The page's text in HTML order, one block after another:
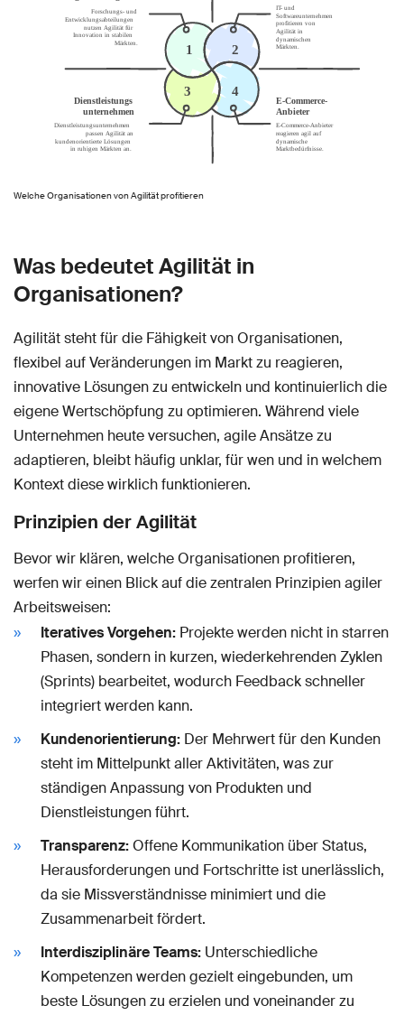
Welche Organisationen von Agilität profitieren
Was bedeutet Agilität in
Organisationen?
Agilität steht für die Fähigkeit von Organisationen,
flexibel auf Veränderungen im Markt zu reagieren,
innovative Lösungen zu entwickeln und kontinuierlich die
eigene Wertschöpfung zu optimieren. Während viele
Unternehmen heute versuchen, agile Ansätze zu
adaptieren, bleibt häufig unklar, für wen und in welchem
Kontext diese wirklich funktionieren.
Prinzipien der Agilität
Bevor wir klären, welche Organisationen profitieren,
werfen wir einen Blick auf die zentralen Prinzipien agiler
Arbeitsweisen:
Iteratives Vorgehen: Projekte werden nicht in starren
Phasen, sondern in kurzen, wiederkehrenden Zyklen
(Sprints) bearbeitet, wodurch Feedback schneller
integriert werden kann.
Kundenorientierung: Der Mehrwert für den Kunden
steht im Mittelpunkt aller Aktivitäten, was zur
ständigen Anpassung von Produkten und
Dienstleistungen führt.
Transparenz:Offene Kommunikation über Status,
Herausforderungen und Fortschritte ist unerlässlich,
da sie Missverständnisse minimiert und die
Zusammenarbeit fördert.
Interdisziplinäre Teams: Unterschiedliche
Kompetenzen werden gezielt eingebunden, um
beste Lösungen zu erzielen und voneinander zu